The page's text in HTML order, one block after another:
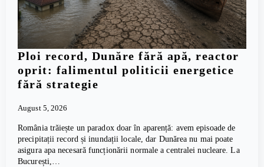
Ploi record, Dunăre fără apă, reactor
oprit: falimentul politicii energetice
fără strategie
August 5, 2026
România trăiește un paradox doar în aparență: avem episoade de
precipitații record și inundații locale, dar Dunărea nu mai poate
asigura apa necesară funcționării normale a centralei nucleare. La
București,…